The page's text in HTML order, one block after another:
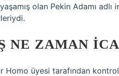
olan Pekin Adamı
NE ZAMAN
Homo üyesi tarafından